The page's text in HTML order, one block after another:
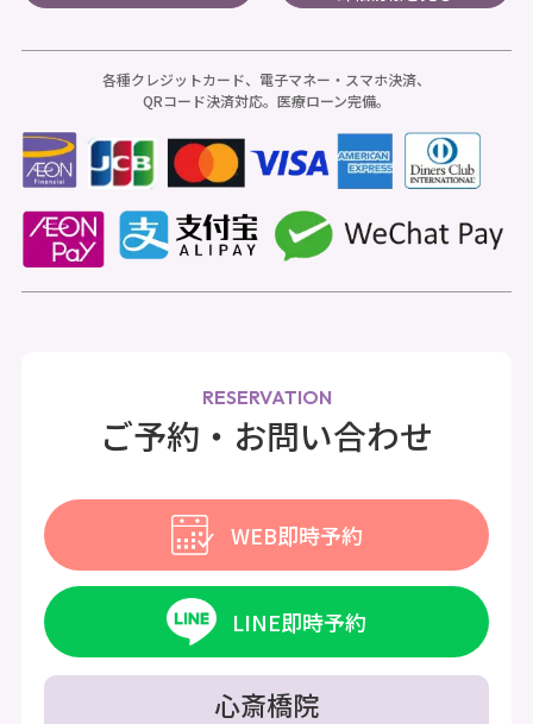
各種クレジットカード、電子マネー・スマホ決済、
QRコード決済対応。医療ローン完備。
RESERVATION
ご予約・お問い合わせ
LINE即時予約
WEB即時予約
心斎橋院